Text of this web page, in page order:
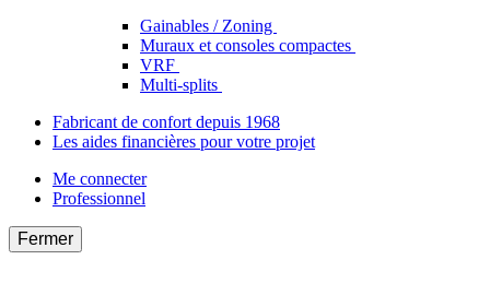
Gainables / Zoning
Muraux et consoles compactes
VRF
Multi-splits
Fabricant de confort depuis 1968
Les aides financières pour votre projet
Me connecter
Professionnel
Fermer